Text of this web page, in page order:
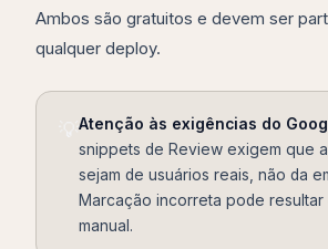
Ambos são gratuitos e devem ser
qualquer deploy.
Atenção às exigências do
snippets de Review exigem que
sejam de usuários reais, não da
Marcação incorreta pode resultar
manual.